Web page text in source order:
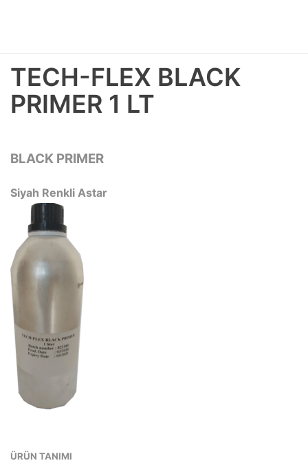
TECH-FLEX BLACK
PRIMER 1 LT
BLACK PRIMER
Siyah Renkli Astar
ÜRÜN TANIMI